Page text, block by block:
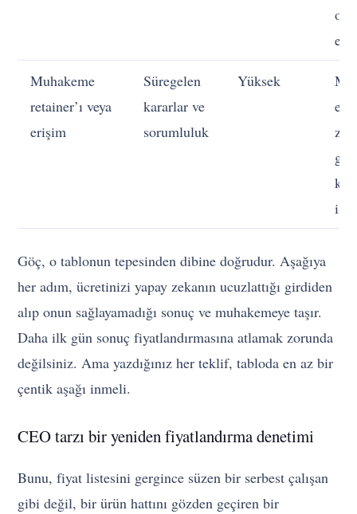
onu
Muhakeme
retainer’ı veya
erişim
Süregelen
kararlar ve
sorumluluk
Yüksek
Göç, o tablonun tepesinden dibine doğrudur. Aşağıya
her adım, ücretinizi yapay zekanın ucuzlattığı girdiden
alıp onun sağlayamadığı sonuç ve muhakemeye taşır.
Daha ilk gün sonuç fiyatlandırmasına atlamak zorunda
değilsiniz. Ama yazdığınız her teklif, tabloda en az bir
çentik aşağı inmeli.
CEO tarzı bir yeniden fiyatlandırma denetimi
Bunu, fiyat listesini gergince süzen bir serbest çalışan
gibi değil, bir ürün hattını gözden geçiren bir